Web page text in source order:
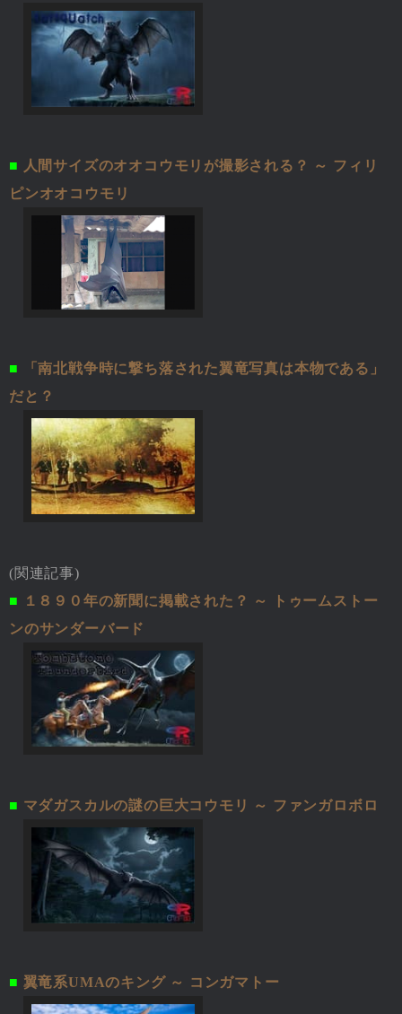
■ 人間サイズのオオコウモリが撮影される？ ～ フィリ
ピンオオコウモリ
■
「南北戦争時に撃ち落された翼竜写真は本物である」
だと？
(関連記事)
■
１８９０年の新聞に掲載された？ ～ トゥームストー
ンのサンダーバード
■ マダガスカルの謎の巨大コウモリ ～ ファンガロボロ
■ 翼竜系UMAのキング ～ コンガマトー